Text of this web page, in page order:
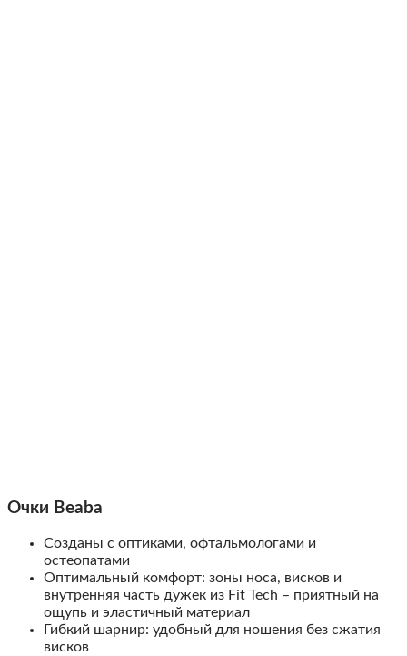
Очки Beaba
Созданы с оптиками, офтальмологами и
остеопатами
Оптимальный комфорт: зоны носа, висков и
внутренняя часть дужек из Fit Tech – приятный на
ощупь и эластичный материал
Гибкий шарнир: удобный для ношения без сжатия
висков